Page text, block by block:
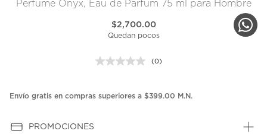
Perfume Onyx, Eau de Parfum 75 ml para Hombre
$2,700.00
Quedan pocos
Sin
en
(0)
Envío gratis en compras superiores a $399.00 M.N.
PROMOCIONES